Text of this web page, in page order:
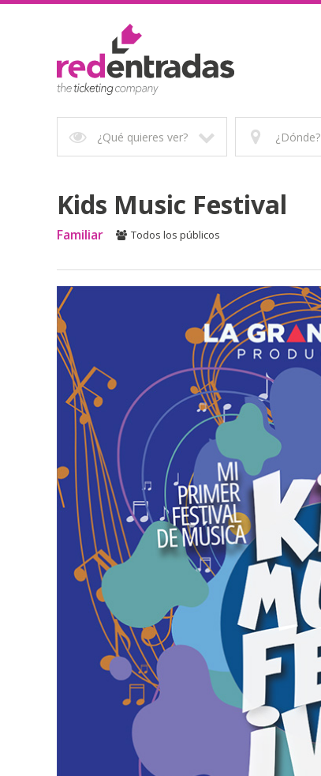
¿Qué quieres ver? ¿Dónde?
Kids Music Festival
Familiar Todos los públicos